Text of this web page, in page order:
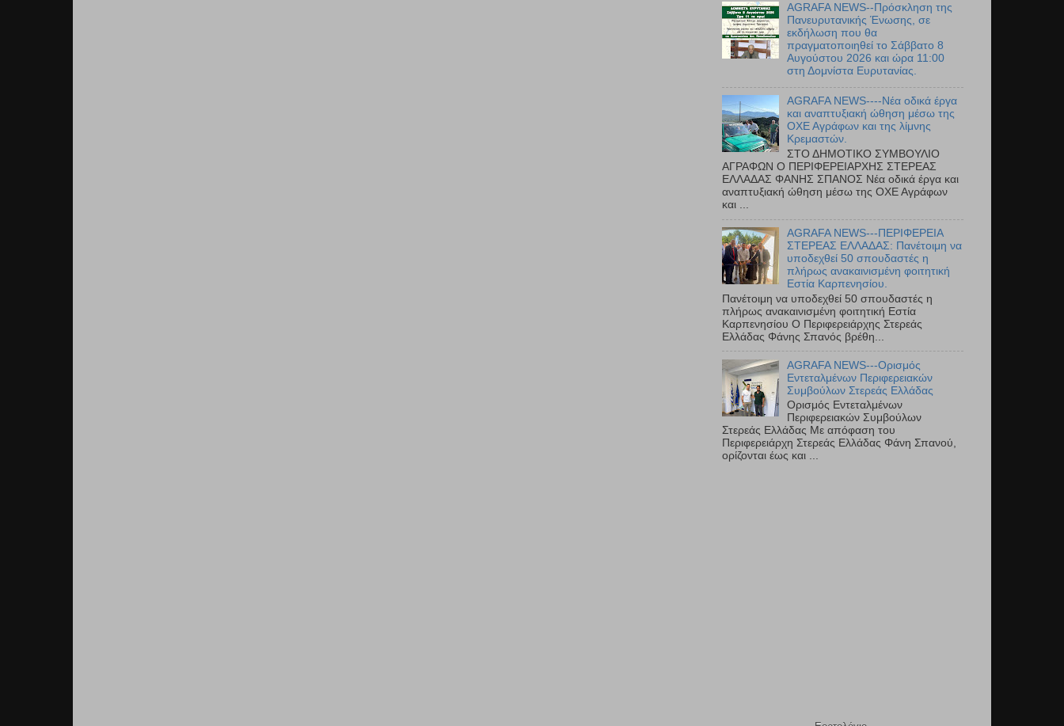
AGRAFA NEWS--Πρόσκληση της
Πανευρυτανικής Ένωσης, σε
εκδήλωση που θα
πραγματοποιηθεί το Σάββατο 8
Αυγούστου 2026 και ώρα 11:00
στη Δομνίστα Ευρυτανίας.
AGRAFA NEWS----Νέα οδικά έργα
και αναπτυξιακή ώθηση μέσω της
ΟΧΕ Αγράφων και της λίμνης
Κρεμαστών.
ΣΤΟ ΔΗΜΟΤΙΚΟ ΣΥΜΒΟΥΛΙΟ
ΑΓΡΑΦΩΝ Ο ΠΕΡΙΦΕΡΕΙΑΡΧΗΣ ΣΤΕΡΕΑΣ
ΕΛΛΑΔΑΣ ΦΑΝΗΣ ΣΠΑΝΟΣ Νέα οδικά έργα και
αναπτυξιακή ώθηση μέσω της ΟΧΕ Αγράφων
και ...
AGRAFA NEWS---ΠΕΡΙΦΕΡΕΙΑ
ΣΤΕΡΕΑΣ ΕΛΛΑΔΑΣ: Πανέτοιμη να
υποδεχθεί 50 σπουδαστές η
πλήρως ανακαινισμένη φοιτητική
Εστία Καρπενησίου.
Πανέτοιμη να υποδεχθεί 50 σπουδαστές η
πλήρως ανακαινισμένη φοιτητική Εστία
Καρπενησίου Ο Περιφερειάρχης Στερεάς
Ελλάδας Φάνης Σπανός βρέθη...
AGRAFA NEWS---Ορισμός
Εντεταλμένων Περιφερειακών
Συμβούλων Στερεάς Ελλάδας
Ορισμός Εντεταλμένων
Περιφερειακών Συμβούλων
Στερεάς Ελλάδας Με απόφαση του
Περιφερειάρχη Στερεάς Ελλάδας Φάνη Σπανού,
ορίζονται έως και ...